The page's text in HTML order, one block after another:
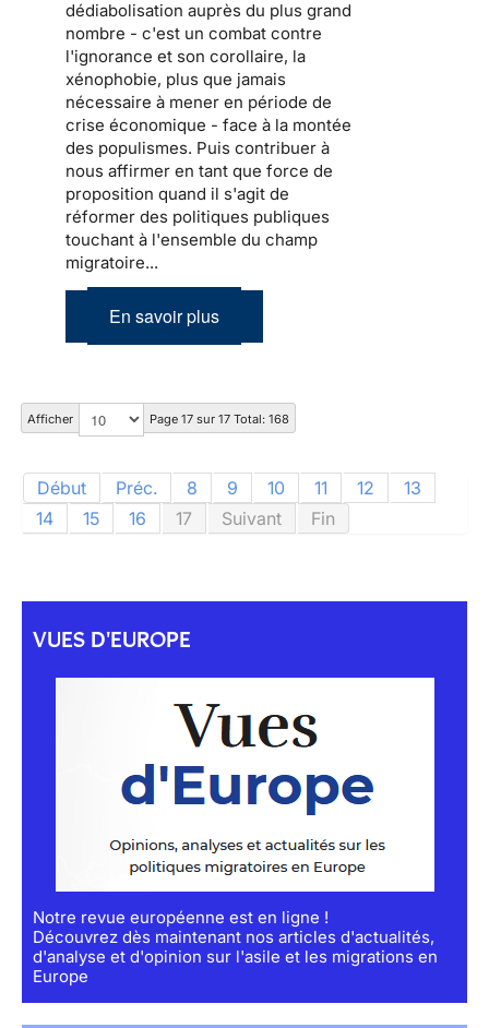
dédiabolisation auprès du plus grand
nombre - c'est un combat contre
l'ignorance et son corollaire, la
xénophobie, plus que jamais
nécessaire à mener en période de
crise économique - face à la montée
des populismes. Puis contribuer à
nous affirmer en tant que force de
proposition quand il s'agit de
réformer des politiques publiques
touchant à l'ensemble du champ
migratoire...
En savoir plus
Afficher Page 17 sur 17 Total: 168
Début Préc. 8 9 10 11 12
13
14
15 16 17 Suivant Fin
VUES D'EUROPE
Notre revue européenne est en ligne !
Découvrez dès maintenant nos articles d'actualités,
d'analyse et d'opinion sur l'asile et les migrations en
Europe